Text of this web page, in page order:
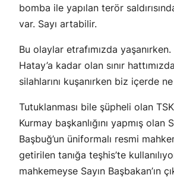
bomba ile yapılan terör
var. Sayı artabilir.
Bu olaylar etrafımızda yaşanırken.
Hatay’a kadar olan sınır
silahlarını kuşanırken biz içerde
Tutuklanması bile şüpheli olan
Kurmay başkanlığını yapmış olan
Başbuğ’un üniformalı resmi
getirilen tanığa teşhis’te
mahkemeyse Sayın Başbakan’ın